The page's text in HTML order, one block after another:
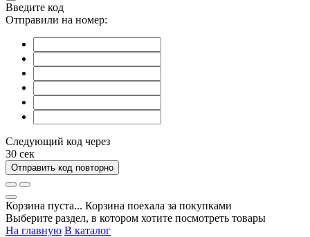
Введите код
Отправили на номер:
Следующий код через
30 сек
Отправить код повторно
Корзина пуста... Корзина поехала за покупками
Выберите раздел, в котором хотите посмотреть товары
На главную В каталог